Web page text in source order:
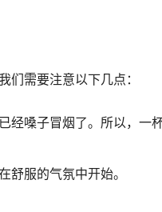
们需要注意以下几点：
嗓子冒烟了。所以，一
舒服的气氛中开始。